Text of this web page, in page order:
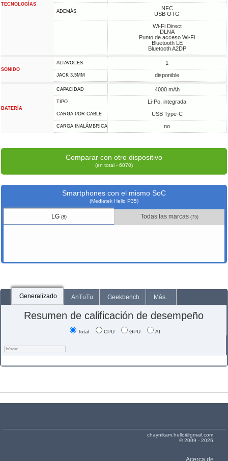
TECNOLOGÍAS
ADEMÁS
NFC
USB OTG
Wi-Fi Direct
DLNA
Punto de acceso Wi-Fi
Bluetooth LE
Bluetooth A2DP
SONIDO
ALTAVOCES 1
JACK 3,5MM disponible
BATERÍA
CAPACIDAD 4000 mAh
TIPO Li-Po, integrada
CARGA POR CABLE USB Type-C
CARGA INALÁMBRICA no
Comparar con otro dispositivo
(en total - 6070)
Smartphones con el mismo SoC
(Mediatek Helio P35)
LG (8) Todas las marcas (75)
Generalizado AnTuTu Geekbench Más...
Resumen de calificación de desempeño
Total CPU GPU AI
chaynikam.hello@gmail.com
© 2009 - 2026